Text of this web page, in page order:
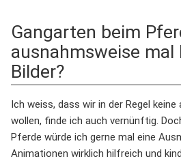
Gangarten beim
ausnahmsweise mal
Bilder?
Ich weiss, dass wir in der Regel
wollen, finde ich auch vernünftig.
Pferde würde ich gerne mal eine
Animationen wirklich hilfreich und